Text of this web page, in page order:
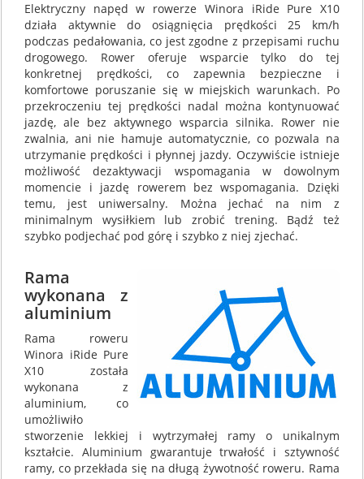
Elektryczny napęd w rowerze Winora iRide Pure X10
działa aktywnie do osiągnięcia prędkości 25 km/h
podczas pedałowania, co jest zgodne z przepisami ruchu
drogowego. Rower oferuje wsparcie tylko do tej
konkretnej prędkości, co zapewnia bezpieczne i
komfortowe poruszanie się w miejskich warunkach. Po
przekroczeniu tej prędkości nadal można kontynuować
jazdę, ale bez aktywnego wsparcia silnika. Rower nie
zwalnia, ani nie hamuje automatycznie, co pozwala na
utrzymanie prędkości i płynnej jazdy. Oczywiście istnieje
możliwość dezaktywacji wspomagania w dowolnym
momencie i jazdę rowerem bez wspomagania. Dzięki
temu, jest uniwersalny. Można jechać na nim z
minimalnym wysiłkiem lub zrobić trening. Bądź też
szybko podjechać pod górę i szybko z niej zjechać.
Rama
wykonana z
aluminium
Rama roweru
Winora iRide Pure
X10 została
wykonana z
aluminium, co
umożliwiło
stworzenie lekkiej i wytrzymałej ramy o unikalnym
kształcie. Aluminium gwarantuje trwałość i sztywność
ramy, co przekłada się na długą żywotność roweru. Rama